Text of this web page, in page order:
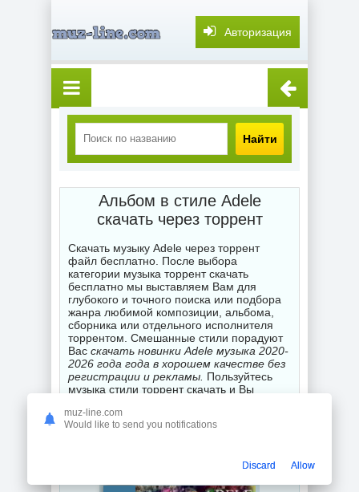
Авторизация
Найти
Альбом в стиле Adele
скачать через торрент
Скачать музыку Adele через торрент
файл бесплатно. После выбора
категории музыка торрент скачать
бесплатно мы выставляем Вам для
глубокого и точного поиска или подбора
жанра любимой композиции, альбома,
сборника или отдельного исполнителя
торрентом. Смешанные стили порадуют
Вас скачать новинки Adele музыка 2020-
2026 года года в хорошем качестве без
регистрации и рекламы. Пользуйтесь
музыка стили торрент скачать и Вы
искусства музыкального звука.
muz-line.com
Would like to send you notifications
Discard Allow